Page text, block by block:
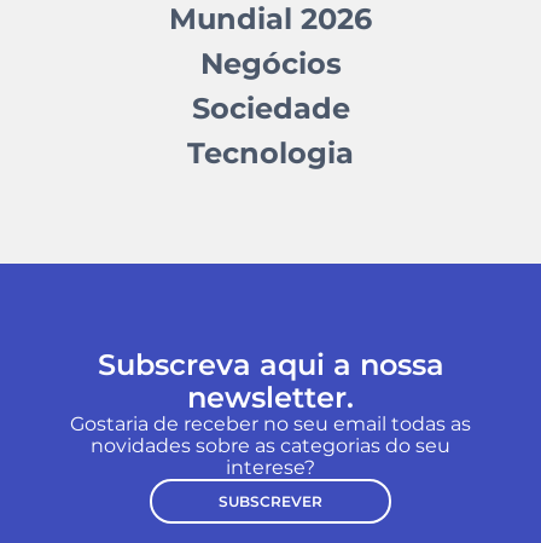
Mundial 2026
Negócios
Sociedade
Tecnologia
Subscreva aqui a nossa
newsletter.
Gostaria de receber no seu email todas as
novidades sobre as categorias do seu
interese?
SUBSCREVER